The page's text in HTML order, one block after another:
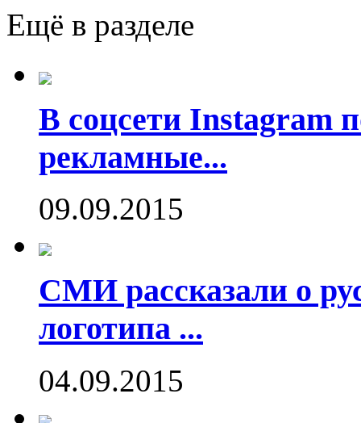
Ещё в разделе
В соцсети Instagram
рекламные...
09.09.2015
СМИ рассказали о
логотипа ...
04.09.2015